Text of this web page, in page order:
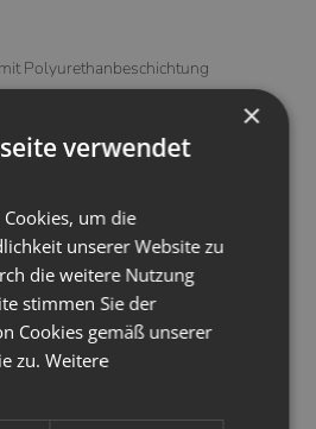
Polyurethanbeschichtung
KbA ×
verwendet
um die
unserer Website zu
die weitere Nutzung
stimmen Sie der
Cookies gemäß unserer
zu.Weitere